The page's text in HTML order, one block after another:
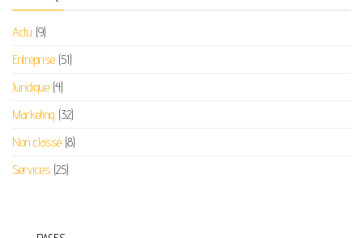
Actu (9)
Entreprise (51)
Juridique (4)
Marketing (32)
Non classé (8)
Services (25)